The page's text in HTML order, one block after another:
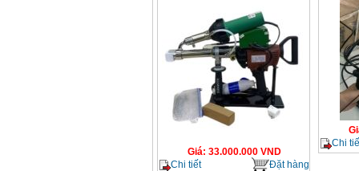
Giá: 33.000.000 VND
Chi tiết
Đặt hàng
Chi